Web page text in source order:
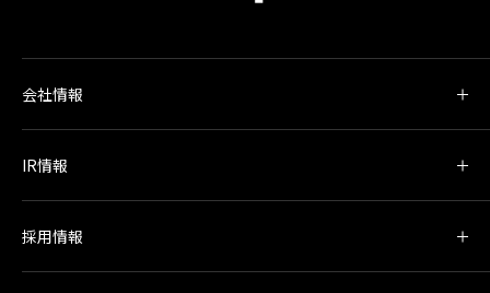
会社情報
IR情報
採用情報